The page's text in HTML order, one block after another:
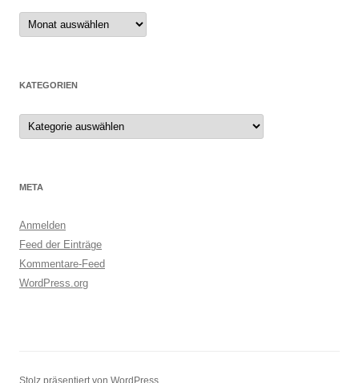
Archive
KATEGORIEN
Kategorien
META
Anmelden
Feed der Einträge
Kommentare-Feed
WordPress.org
Stolz präsentiert von WordPress